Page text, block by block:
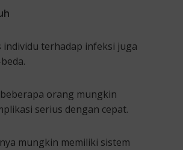
individu terhadap infeksi juga
orang mungkin
serius dengan cepat.
mungkin memiliki sistem